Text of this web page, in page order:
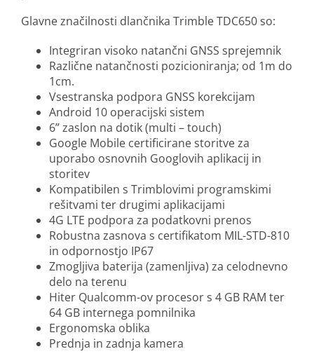
Glavne značilnosti dlančnika Trimble TDC650 so:
Integriran visoko natančni GNSS sprejemnik
Različne natančnosti pozicioniranja; od 1m do
1cm.
Vsestranska podpora GNSS korekcijam
Android 10 operacijski sistem
6” zaslon na dotik (multi – touch)
Google Mobile certificirane storitve za
uporabo osnovnih Googlovih aplikacij in
storitev
Kompatibilen s Trimblovimi programskimi
rešitvami ter drugimi aplikacijami
4G LTE podpora za podatkovni prenos
Robustna zasnova s certifikatom MIL-STD-810
in odpornostjo IP67
Zmogljiva baterija (zamenljiva) za celodnevno
delo na terenu
Hiter Qualcomm-ov procesor s 4 GB RAM ter
64 GB internega pomnilnika
Ergonomska oblika
Prednja in zadnja kamera